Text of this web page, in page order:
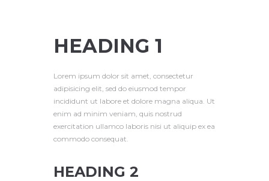
HEADING 1
Lorem ipsum dolor sit amet, consectetur
adipisicing elit, sed do eiusmod tempor
incididunt ut labore et dolore magna aliqua. Ut
enim ad minim veniam, quis nostrud
exercitation ullamco laboris nisi ut aliquip ex ea
commodo consequat.
HEADING 2